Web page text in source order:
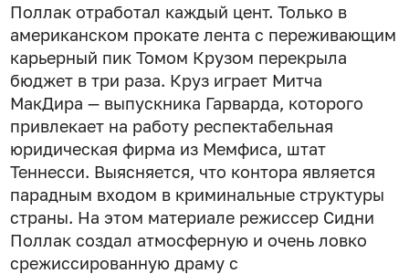
Поллак отработал каждый цент. Только в
американском прокате лента с переживающим
карьерный пик Томом Крузом перекрыла
бюджет в три раза. Круз играет Митча
МакДира — выпускника Гарварда, которого
привлекает на работу респектабельная
юридическая фирма из Мемфиса, штат
Теннесси. Выясняется, что контора является
парадным входом в криминальные структуры
страны. На этом материале режиссер Сидни
Поллак создал атмосферную и очень ловко
срежиссированную драму с